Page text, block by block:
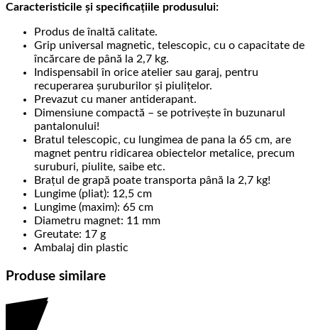
Caracteristicile și specificațiile produsului:
Produs de înaltă calitate.
Grip universal magnetic, telescopic, cu o capacitate de
încărcare de până la 2,7 kg.
Indispensabil în orice atelier sau garaj, pentru
recuperarea șuruburilor și piulițelor.
Prevazut cu maner antiderapant.
Dimensiune compactă – se potrivește în buzunarul
pantalonului!
Bratul telescopic, cu lungimea de pana la 65 cm, are
magnet pentru ridicarea obiectelor metalice, precum
suruburi, piulite, saibe etc.
Brațul de grapă poate transporta până la 2,7 kg!
Lungime (pliat): 12,5 cm
Lungime (maxim): 65 cm
Diametru magnet: 11 mm
Greutate: 17 g
Ambalaj din plastic
Produse similare